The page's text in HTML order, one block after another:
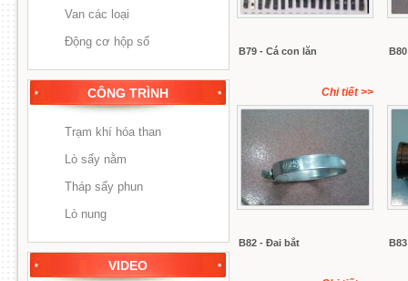
Van các loại
Động cơ hộp số
CÔNG TRÌNH
Trạm khí hóa than
Lò sấy nằm
Tháp sấy phun
Lò nung
VIDEO
B79 - Cá con lăn
Chi tiết>>
B82 - Đai bắt